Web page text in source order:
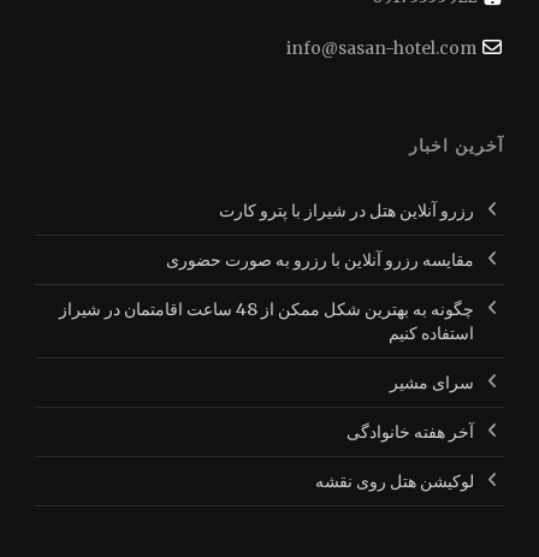
آخرین اخبار
رزرو آنلاین هتل در شیراز با پترو کارت
مقایسه رزرو آنلاین با رزرو به صورت حضوری
چگونه به بهترین شکل ممکن از 48 ساعت اقامتمان در شیراز
استفاده کنیم
سرای مشیر
آخر هفته خانوادگی
لوکیشن هتل روی نقشه